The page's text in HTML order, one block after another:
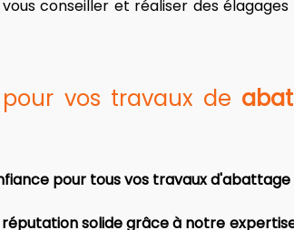
conseiller et réaliser des
pour vos travaux de
pour tous vos travaux d'abattage
réputation solide grâce à notre